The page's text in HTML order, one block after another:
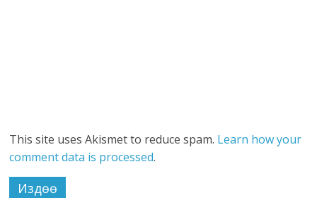
This site uses Akismet to reduce spam. Learn how your
comment data is processed.
Издөө